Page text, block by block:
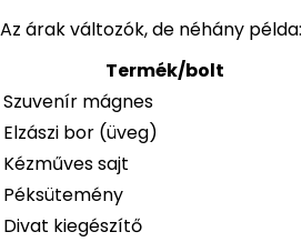
Az árak változók, de néhány példa:
Termék/bolt
Szuvenír mágnes
Elzászi bor (üveg)
Kézműves sajt
Péksütemény
Divat kiegészítő